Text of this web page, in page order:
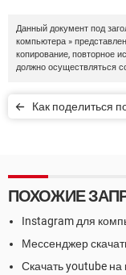
Данный документ под
компьютера »
копирование, повторное
должно осуществляться
Как поделиться
ПОХОЖИЕ
Instagram для
Мессенджер
Скачать youtube